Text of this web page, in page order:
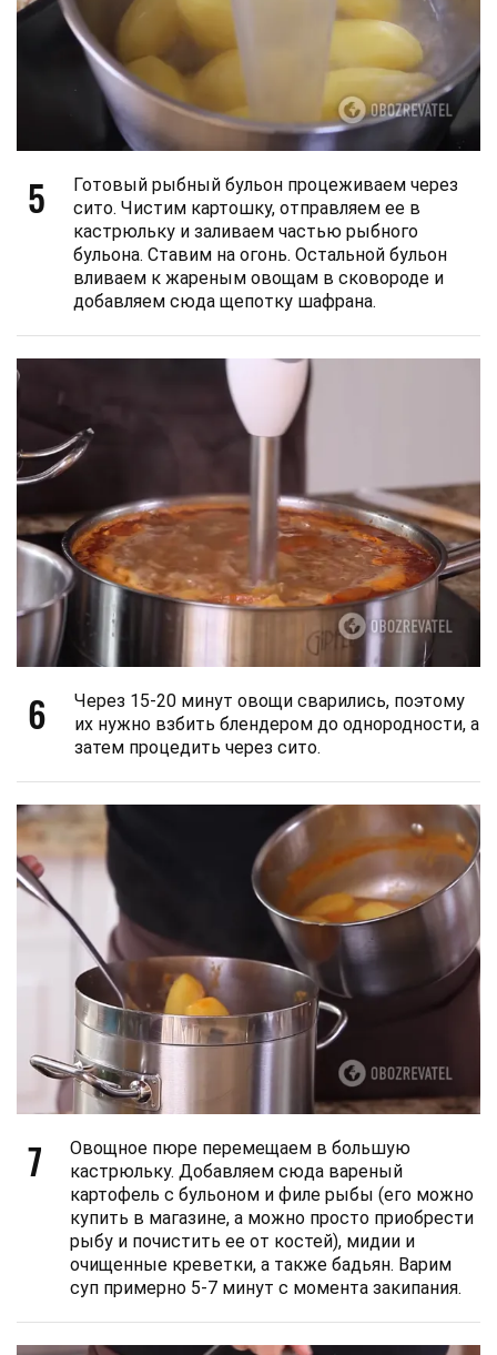
5
Готовый рыбный бульон процеживаем через
сито. Чистим картошку, отправляем ее в
кастрюльку и заливаем частью рыбного
бульона. Ставим на огонь. Остальной бульон
вливаем к жареным овощам в сковороде и
добавляем сюда щепотку шафрана.
6
Через 15-20 минут овощи сварились, поэтому
их нужно взбить блендером до однородности, а
затем процедить через сито.
7
Овощное пюре перемещаем в большую
кастрюльку. Добавляем сюда вареный
картофель с бульоном и филе рыбы (его можно
купить в магазине, а можно просто приобрести
рыбу и почистить ее от костей), мидии и
очищенные креветки, а также бадьян. Варим
суп примерно 5-7 минут с момента закипания.